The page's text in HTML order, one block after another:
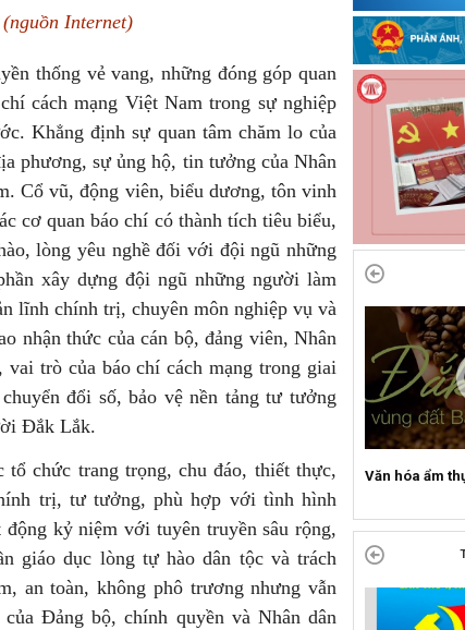
Internet)
thống vẻ vang, những đóng góp quan
cách mạng Việt Nam trong sự nghiệp
Khẳng định sự quan tâm chăm lo của
phương, sự ủng hộ, tin tưởng của Nhân
Cổ vũ, động viên, biểu dương, tôn vinh
cơ quan báo chí có thành tích tiêu biểu,
lòng yêu nghề đối với đội ngũ những
xây dựng đội ngũ những người làm
lĩnh chính trị, chuyên môn nghiệp vụ và
nhận thức của cán bộ, đảng viên, Nhân
trò của báo chí cách mạng trong giai
đổi số, bảo vệ nền tảng tư tưởng
Đắk Lắk.
chức trang trọng, chu đáo, thiết thực,
trị, tư tưởng, phù hợp với tình hình
kỷ niệm với tuyên truyền sâu rộng,
giáo dục lòng tự hào dân tộc và trách
an toàn, không phô trương nhưng vẫn
Đảng bộ, chính quyền và Nhân dân
Văn hóa ẩm thực cà phê